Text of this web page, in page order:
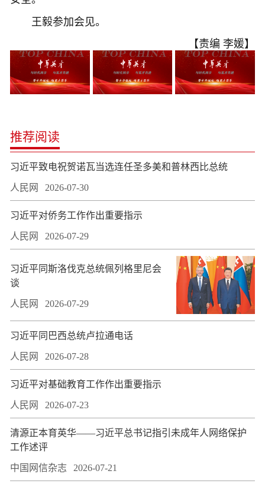
王毅参加会见。
【责编 李媛】
推荐阅读
习近平致电祝贺诺瓦当选连任圣多美和普林西比总统
人民网 2026-07-30
习近平对侨务工作作出重要指示
人民网 2026-07-29
习近平同斯洛伐克总统佩列格里尼会
谈
人民网 2026-07-29
习近平同巴西总统卢拉通电话
人民网 2026-07-28
习近平对基础教育工作作出重要指示
人民网 2026-07-23
​清源正本育英华——习近平总书记指引未成年人网络保护
工作述评
中国网信杂志 2026-07-21